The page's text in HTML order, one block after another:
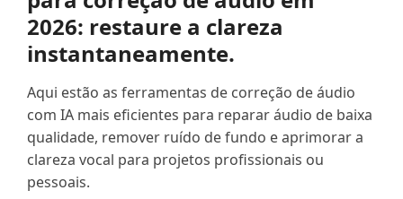
2026: restaure a clareza
instantaneamente.
Aqui estão as ferramentas de correção de áudio
com IA mais eficientes para reparar áudio de baixa
qualidade, remover ruído de fundo e aprimorar a
clareza vocal para projetos profissionais ou
pessoais.